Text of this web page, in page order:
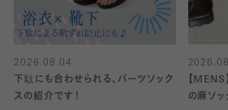
2026.08.04
下駄にも合わせられる、パーツソック
スの紹介です！
【
の麻ソ